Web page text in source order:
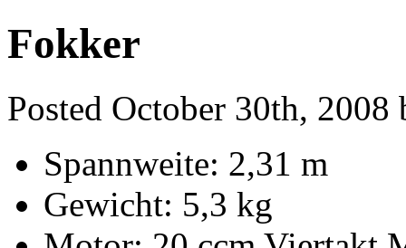
Fokker
Posted October 30th, 2008
Spannweite: 2,31 m
Gewicht: 5,3 kg